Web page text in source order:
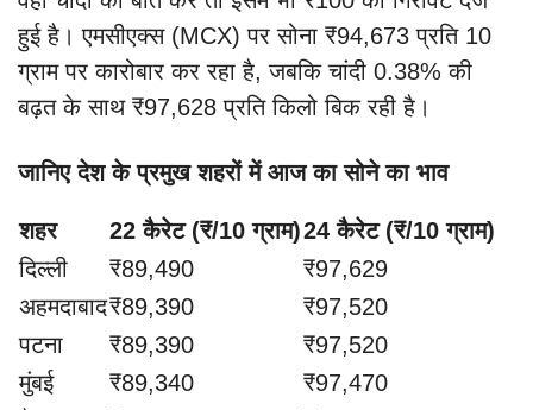
हुई है। एमसीएक्स (MCX) पर सोना ₹94,673 प्रति 10
ग्राम पर कारोबार कर रहा है, जबकि चांदी 0.38% की
बढ़त के साथ ₹97,628 प्रति किलो बिक रही है।
जानिए देश के प्रमुख शहरों में आज का सोने का भाव
शहर 22 कैरेट (₹/10 ग्राम)24 कैरेट (₹/10 ग्राम)
दिल्ली
₹89,490
₹97,629
अहमदाबाद₹89,390
₹97,520
पटना
₹89,390
₹97,520
मुंबई
₹89,340
₹97,470